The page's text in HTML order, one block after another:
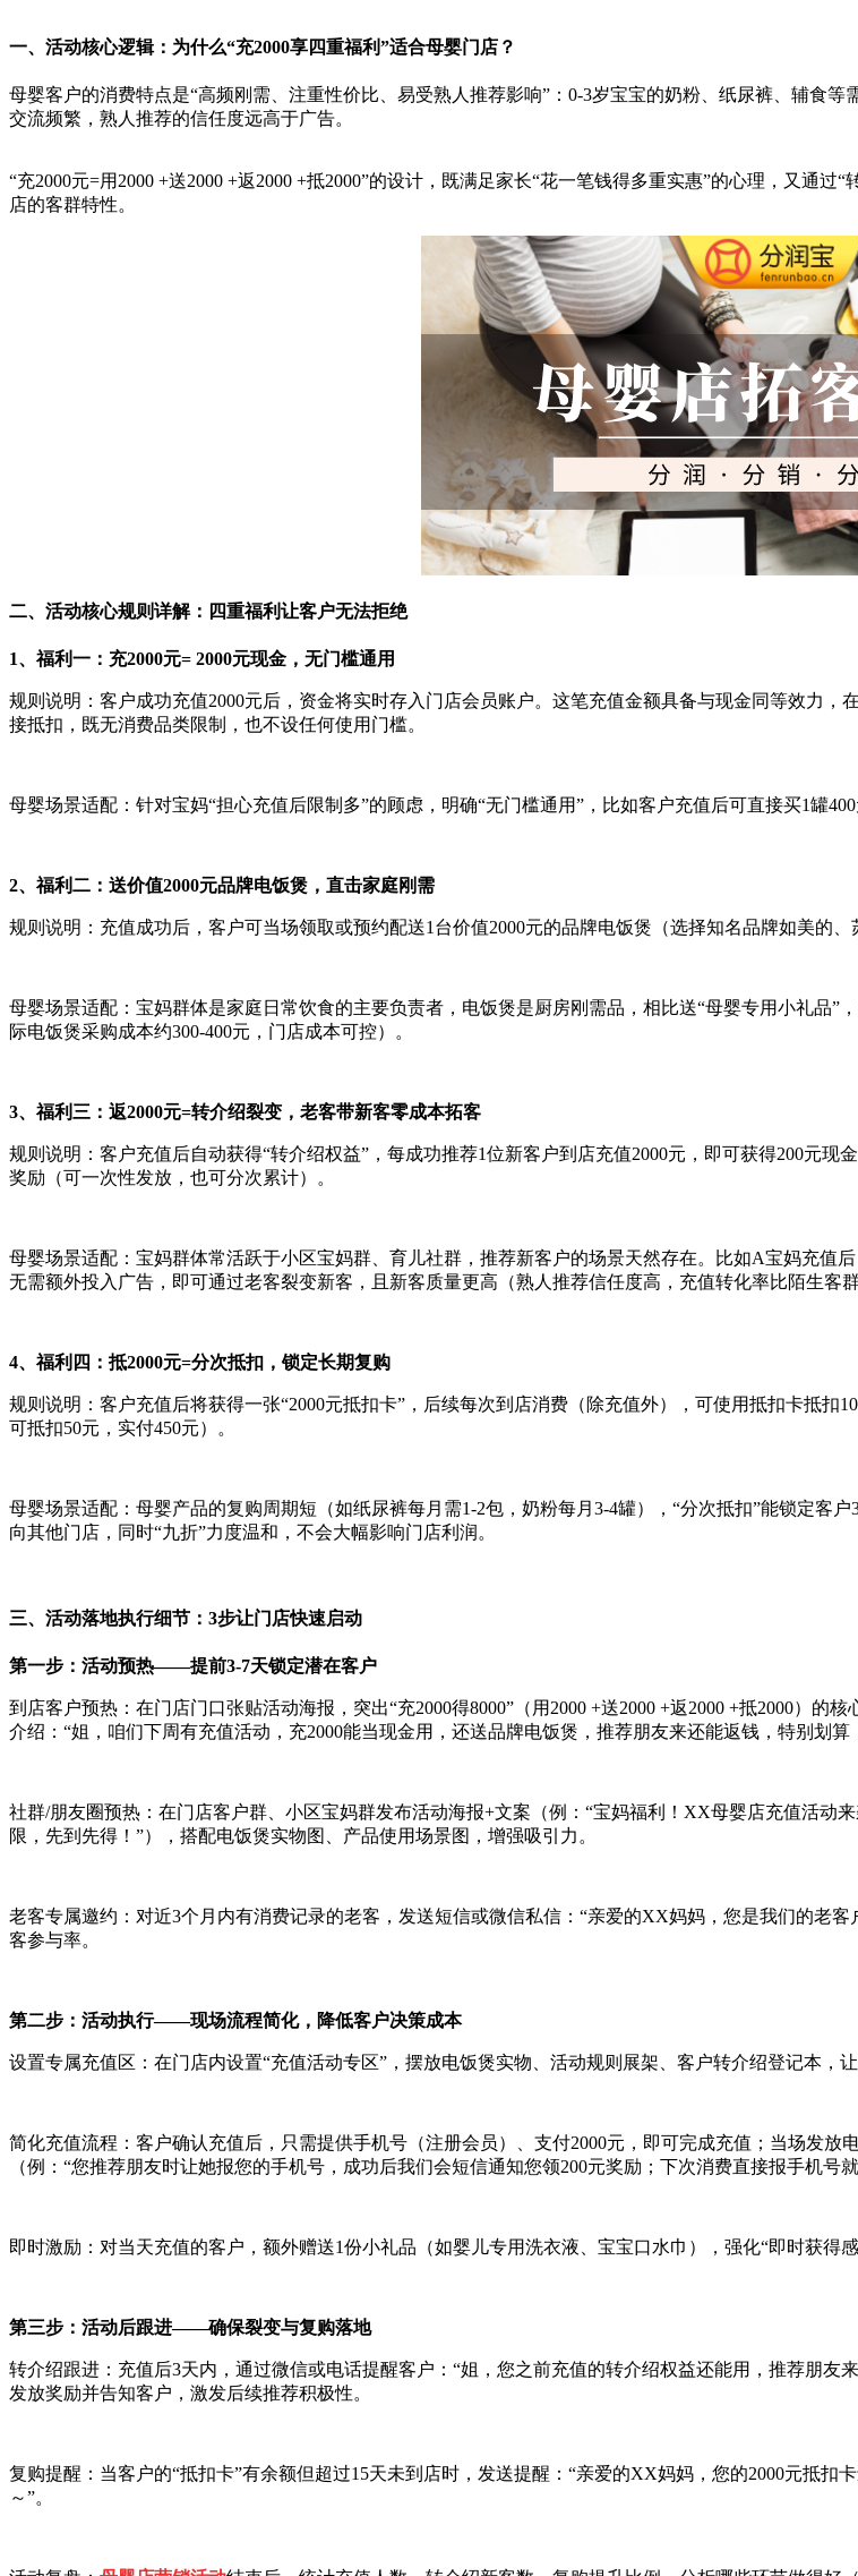
一、活动核心逻辑：为什么“充2000享四重福利”适合母婴门店？
母婴客户的消费特点是“高频刚需、注重性价比、易受熟人推荐影响”：0-3岁宝宝的奶粉、纸尿裤、辅食
交流频繁，熟人推荐的信任度远高于广告。
“充2000元=用2000 +送2000 +返2000 +抵2000”的设计，既满足家长“花一笔钱得多重实惠”的心理，又通
店的客群特性。
二、活动核心规则详解：四重福利让客户无法拒绝
1、福利一：充2000元= 2000元现金，无门槛通用
规则说明：客户成功充值2000元后，资金将实时存入门店会员账户。这笔充值金额具备与现金同等效力
接抵扣，既无消费品类限制，也不设任何使用门槛。
母婴场景适配：针对宝妈“担心充值后限制多”的顾虑，明确“无门槛通用”，比如客户充值后可直接买1罐
2、福利二：送价值2000元品牌电饭煲，直击家庭刚需
规则说明：充值成功后，客户可当场领取或预约配送1台价值2000元的品牌电饭煲（选择知名品牌如美的
母婴场景适配：宝妈群体是家庭日常饮食的主要负责者，电饭煲是厨房刚需品，相比送“母婴专用小礼品
际电饭煲采购成本约300-400元，门店成本可控）。
3、福利三：返2000元=转介绍裂变，老客带新客零成本拓客
规则说明：客户充值后自动获得“转介绍权益”，每成功推荐1位新客户到店充值2000元，即可获得200元
奖励（可一次性发放，也可分次累计）。
母婴场景适配：宝妈群体常活跃于小区宝妈群、育儿社群，推荐新客户的场景天然存在。比如A宝妈充值
无需额外投入广告，即可通过老客裂变新客，且新客质量更高（熟人推荐信任度高，充值转化率比陌生客群
4、福利四：抵2000元=分次抵扣，锁定长期复购
规则说明：客户充值后将获得一张“2000元抵扣卡”，后续每次到店消费（除充值外），可使用抵扣卡抵扣
可抵扣50元，实付450元）。
母婴场景适配：母婴产品的复购周期短（如纸尿裤每月需1-2包，奶粉每月3-4罐），“分次抵扣”能锁定客
向其他门店，同时“九折”力度温和，不会大幅影响门店利润。
三、活动落地执行细节：3步让门店快速启动
第一步：活动预热——提前3-7天锁定潜在客户
到店客户预热：在门店门口张贴活动海报，突出“充2000得8000”（用2000 +送2000 +返2000 +抵2000）
介绍：“姐，咱们下周有充值活动，充2000能当现金用，还送品牌电饭煲，推荐朋友来还能返钱，特别划算
社群/朋友圈预热：在门店客户群、小区宝妈群发布活动海报+文案（例：“宝妈福利！XX母婴店充值活动
限，先到先得！”），搭配电饭煲实物图、产品使用场景图，增强吸引力。
老客专属邀约：对近3个月内有消费记录的老客，发送短信或微信私信：“亲爱的XX妈妈，您是我们的老
客参与率。
第二步：活动执行——现场流程简化，降低客户决策成本
设置专属充值区：在门店内设置“充值活动专区”，摆放电饭煲实物、活动规则展架、客户转介绍登记本，
简化充值流程：客户确认充值后，只需提供手机号（注册会员）、支付2000元，即可完成充值；当场发放
（例：“您推荐朋友时让她报您的手机号，成功后我们会短信通知您领200元奖励；下次消费直接报手机号就
即时激励：对当天充值的客户，额外赠送1份小礼品（如婴儿专用洗衣液、宝宝口水巾），强化“即时获得感
第三步：活动后跟进——确保裂变与复购落地
转介绍跟进：充值后3天内，通过微信或电话提醒客户：“姐，您之前充值的转介绍权益还能用，推荐朋友
发放奖励并告知客户，激发后续推荐积极性。
复购提醒：当客户的“抵扣卡”有余额但超过15天未到店时，发送提醒：“亲爱的XX妈妈，您的2000元抵
～”。